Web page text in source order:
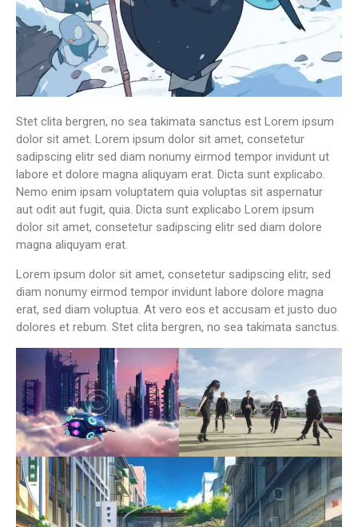
Stet clita bergren, no sea takimata sanctus est Lorem ipsum
dolor sit amet. Lorem ipsum dolor sit amet, consetetur
sadipscing elitr sed diam nonumy eirmod tempor invidunt ut
labore et dolore magna aliquyam erat. Dicta sunt explicabo.
Nemo enim ipsam voluptatem quia voluptas sit aspernatur
aut odit aut fugit, quia. Dicta sunt explicabo Lorem ipsum
dolor sit amet, consetetur sadipscing elitr sed diam dolore
magna aliquyam erat.
Lorem ipsum dolor sit amet, consetetur sadipscing elitr, sed
diam nonumy eirmod tempor invidunt labore dolore magna
erat, sed diam voluptua. At vero eos et accusam et justo duo
dolores et rebum. Stet clita bergren, no sea takimata sanctus.